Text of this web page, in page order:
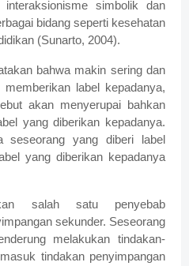
simbolik dan
bidang seperti kesehatan
(Sunarto, 2004).
bahwa makin sering dan
label kepadanya,
akan menyerupai bahkan
yang diberikan kepadanya.
seseorang yang diberi label
yang diberikan kepadanya
salah satu penyebab
sekunder. Seseorang
melakukan tindakan-
tindakan penyimpangan